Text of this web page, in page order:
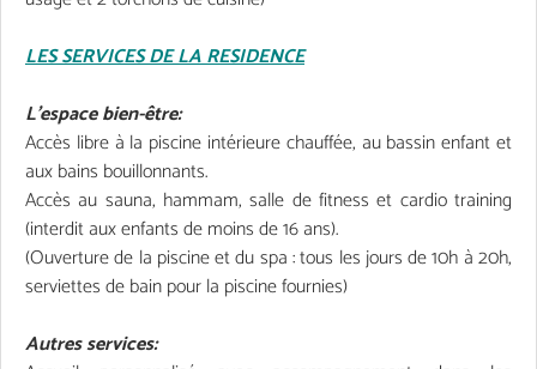
LES SERVICES DE LA RESIDENCE
L’espace bien-être:
Accès libre à la piscine intérieure chauffée, au bassin enfant et
aux bains bouillonnants.
Accès au sauna, hammam, salle de fitness et cardio training
(interdit aux enfants de moins de 16 ans).
(Ouverture de la piscine et du spa : tous les jours de 10h à 20h,
serviettes de bain pour la piscine fournies)
Autres services: